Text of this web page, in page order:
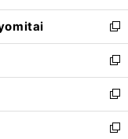
ウ
で
開
く
ン
ド
ウ
で
開
く
ウ
ィ
ン
ド
ウ
で
開
く
し
い
ウ
ィ
ン
ド
ウ
で
yomitai
新
し
い
ウ
ィ
ン
ド
新
し
い
ウ
ィ
新
し
い
新